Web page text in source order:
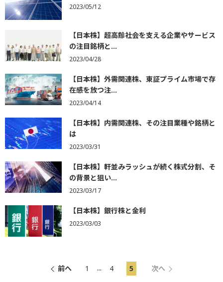
2023/05/12
【日本株】超高齢社会を支える企業やサービス
の注目銘柄と...
2023/04/28
【日本株】外需関連株、東証プライム市場で存
在感を放つ注...
2023/04/14
【日本株】内需関連株、その注目業種や銘柄と
は
2023/03/31
【日本株】軒並みラッシュが続く株式分割、そ
の背景と狙い...
2023/03/17
【日本株】銀行株と金利
2023/03/03
前へ 1 ... 4 5 次へ